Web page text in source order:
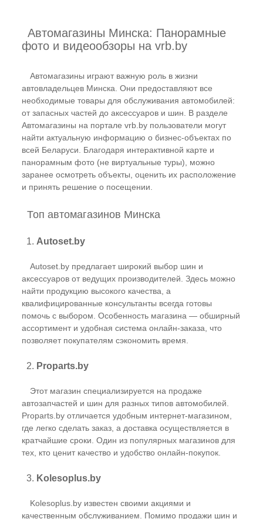
Автомагазины Минска: Панорамные
фото и видеообзоры на vrb.by
Автомагазины играют важную роль в жизни
автовладельцев Минска. Они предоставляют все
необходимые товары для обслуживания автомобилей:
от запасных частей до аксессуаров и шин. В разделе
Автомагазины на портале vrb.by пользователи могут
найти актуальную информацию о бизнес-объектах по
всей Беларуси. Благодаря интерактивной карте и
панорамным фото (не виртуальные туры), можно
заранее осмотреть объекты, оценить их расположение
и принять решение о посещении.
Топ автомагазинов Минска
1. Autoset.by
Autoset.by предлагает широкий выбор шин и
аксессуаров от ведущих производителей. Здесь можно
найти продукцию высокого качества, а
квалифицированные консультанты всегда готовы
помочь с выбором. Особенность магазина — обширный
ассортимент и удобная система онлайн-заказа, что
позволяет покупателям сэкономить время.
2. Proparts.by
Этот магазин специализируется на продаже
автозапчастей и шин для разных типов автомобилей.
Proparts.by отличается удобным интернет-магазином,
где легко сделать заказ, а доставка осуществляется в
кратчайшие сроки. Один из популярных магазинов для
тех, кто ценит качество и удобство онлайн-покупок.
3. Kolesoplus.by
Kolesoplus.by известен своими акциями и
качественным обслуживанием. Помимо продажи шин и